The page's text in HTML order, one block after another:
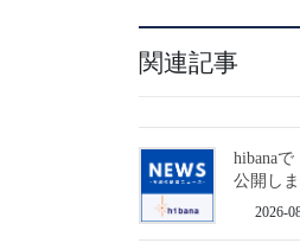
関連記事
hibana
公開し
2026-